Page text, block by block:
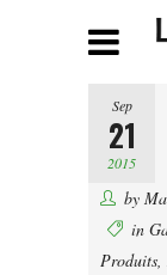
Sep
21
2015
by
in
Produits,